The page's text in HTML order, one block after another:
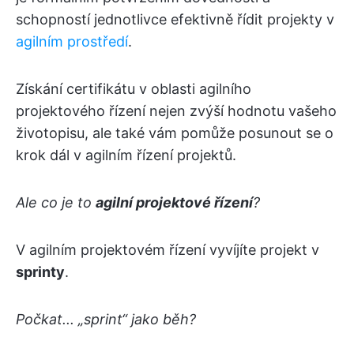
schopností jednotlivce efektivně řídit projekty v
agilním prostředí.
Získání certifikátu v oblasti agilního
projektového řízení nejen zvýší hodnotu vašeho
životopisu, ale také vám pomůže posunout se o
krok dál v agilním řízení projektů.
Ale co je to agilní projektové řízení?
V agilním projektovém řízení vyvíjíte projekt v
sprinty.
Počkat... „sprint“ jako běh?